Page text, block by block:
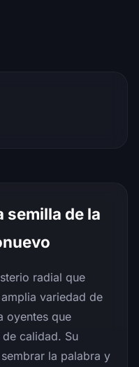
semilla de la
radial que
variedad de
oyentes que
calidad. Su
la palabra y